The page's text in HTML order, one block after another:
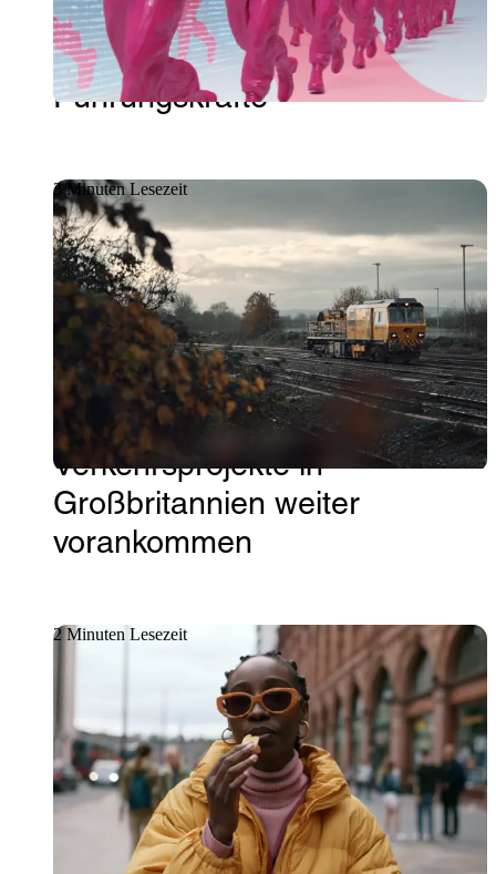
Cybersicherheit: Die neuen
Herausforderungen für IT-
Führungskräfte
3 Minuten Lesezeit
Kundenstories
Mit integrierter IT-
Unterstützung sorgen wir
dafür, dass wichtige
Verkehrsprojekte in
Großbritannien weiter
vorankommen
2 Minuten Lesezeit
Ein globales IT-Modell mit
zentraler Übersicht für die